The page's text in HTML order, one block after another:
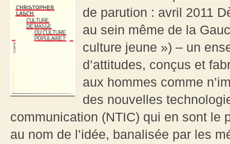
de parution : avril 2011
au sein même de la
culture jeune ») – un
d’attitudes, conçus et
aux hommes comme
des nouvelles
communication (NTIC) qui en sont le
au nom de l’idée, banalisée par les